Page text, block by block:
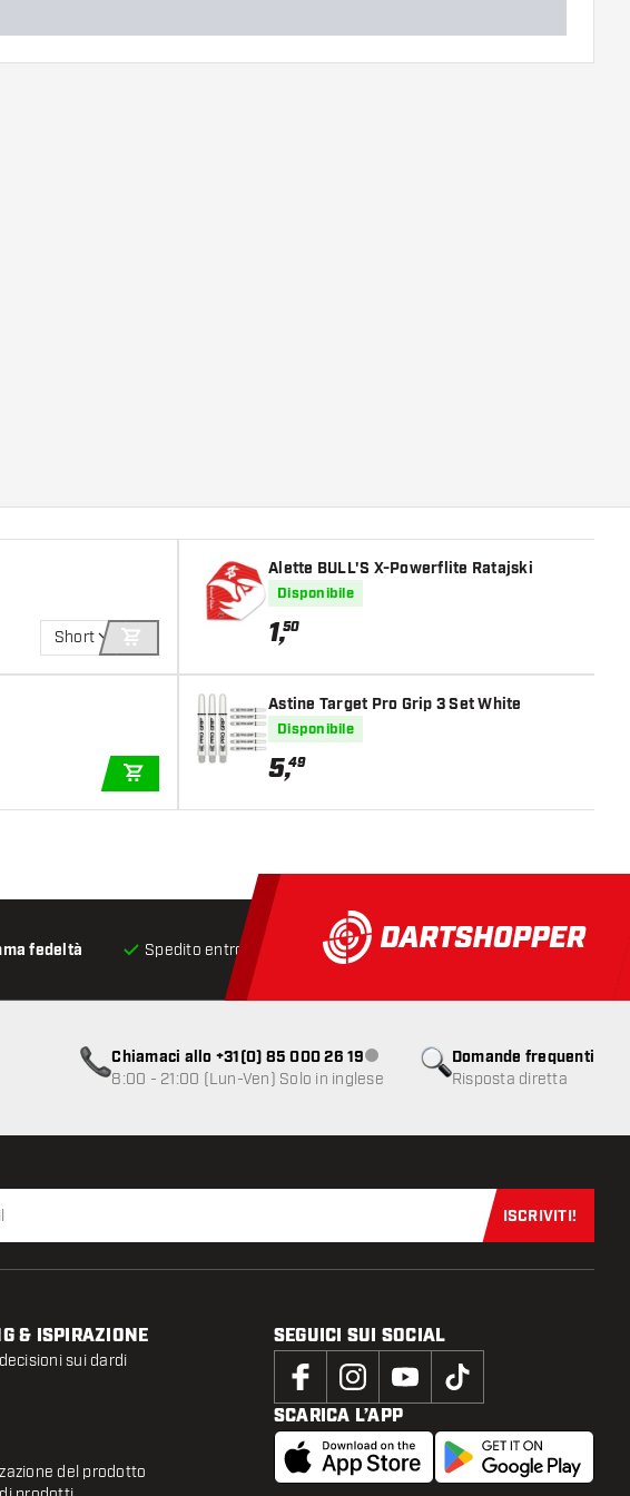
Short
AGGIUNGI AL CARRELLO
AGGIUNGI AL CARRELLO
Alette BULL'S X-Powerflite Ratajski
Disponibile
1,50
Astine Target Pro Grip 3 Set White
Disponibile
5,49
fedeltà Spedito entro 24 ore Spedizione gratuitada € 75
Domande frequenti
Risposta diretta
Chiamaci allo +31(0) 85 000 26 19Servizio clienti non disponibile
8:00 - 21:00 (Lun-Ven) Solo in inglese
Iscriviti
ISCRIVITI!
& ISPIRAZIONE
sui dardi
del prodotto
SEGUICI SUI SOCIAL
SCARICA L’APP